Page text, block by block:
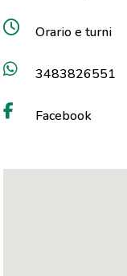
Orario e turni
3483826551
Facebook